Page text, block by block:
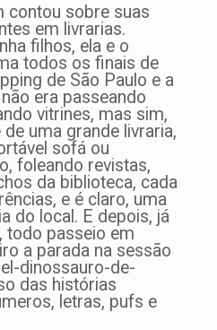
contou sobre suas
em livrarias.
filhos, ela e o
todos os finais de
de São Paulo e a
era passeando
vitrines, mas sim,
uma grande livraria,
sofá ou
foleando revistas,
da biblioteca, cada
e é claro, uma
do local. E depois, já
todo passeio em
a parada na sessão
dinossauro-de-
das histórias
letras, pufs e